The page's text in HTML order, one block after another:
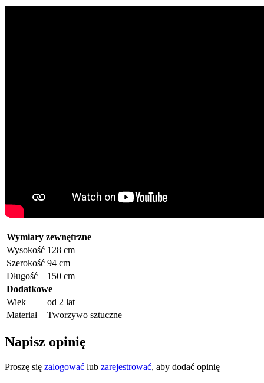
Wymiary zewnętrzne
Wysokość 128 cm
Szerokość 94 cm
Długość
150 cm
Dodatkowe
Wiek
od 2 lat
Materiał
Tworzywo sztuczne
Napisz opinię
Proszę się zalogować lub zarejestrować, aby dodać opinię